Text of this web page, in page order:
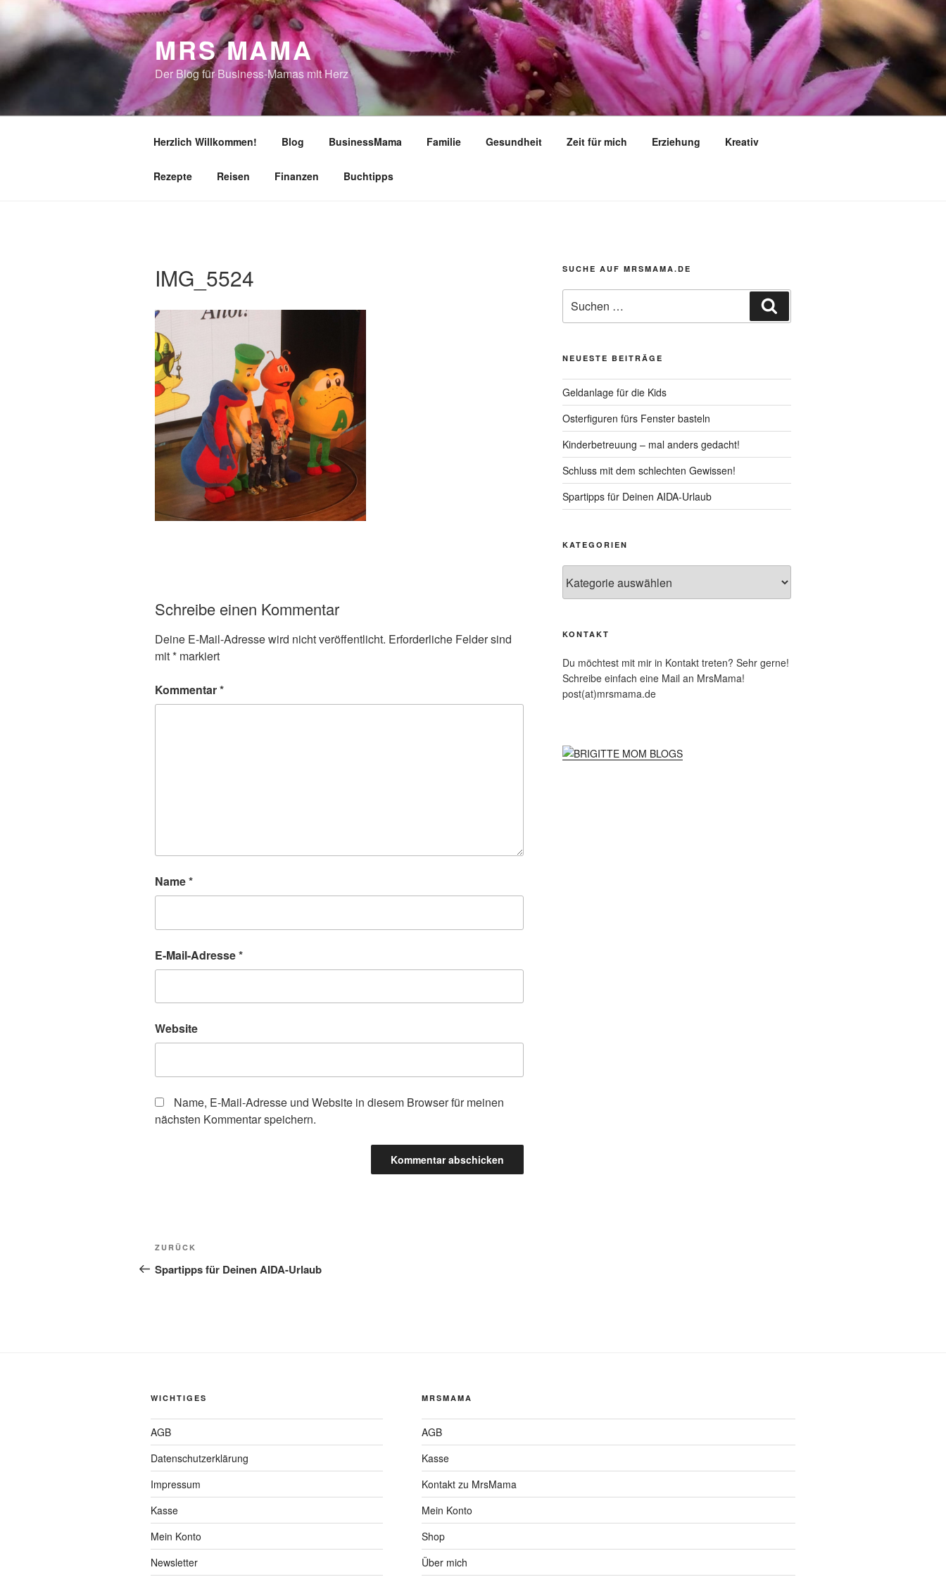
Inhalt
springen
MRS MAMA
Der Blog für Business-Mamas mit Herz
Herzlich Willkommen! Blog BusinessMama Familie Gesundheit Zeit für mich Erziehung Kreativ
Rezepte Reisen Finanzen Buchtipps
IMG_5524
Schreibe einen Kommentar
Deine E-Mail-Adresse wird nicht veröffentlicht. Erforderliche Felder sind
mit* markiert
Kommentar*
Name*
E-Mail-Adresse*
Website
Name, E-Mail-Adresse und Website in diesem Browser für meinen
nächsten Kommentar speichern.
Beitragsnavigation
Vorheriger
Beitrag
ZURÜCK
Spartipps für Deinen AIDA-Urlaub
SUCHE AUF MRSMAMA.DE
nach:
NEUESTE BEITRÄGE
Geldanlage für die Kids
Osterfiguren fürs Fenster basteln
Kinderbetreuung – mal anders gedacht!
Schluss mit dem schlechten Gewissen!
Spartipps für Deinen AIDA-Urlaub
KATEGORIEN
KONTAKT
Du möchtest mit mir in Kontakt treten? Sehr gerne!
Schreibe einfach eine Mail an MrsMama!
post(at)mrsmama.de
WICHTIGES
AGB
Datenschutzerklärung
Impressum
Kasse
Mein Konto
Newsletter
MRSMAMA
AGB
Kasse
Kontakt zu MrsMama
Mein Konto
Shop
Über mich